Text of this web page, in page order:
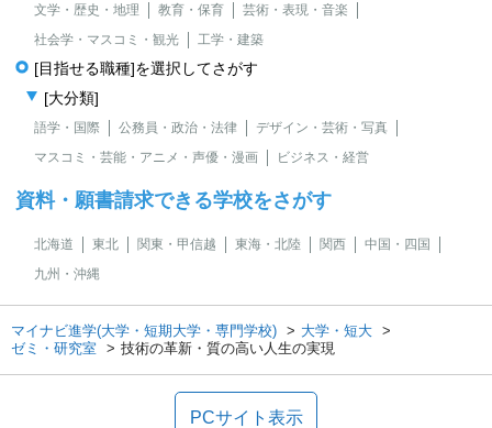
文学・歴史・地理 教育・保育
芸術・表現・音楽
社会学・マスコミ・観光
工学・建築
[目指せる職種]を選択してさがす
[大分類]
語学・国際 公務員・政治・法律
デザイン・芸術・写真
マスコミ・芸能・アニメ・声優・漫画
ビジネス・経営
資料・願書請求できる学校をさがす
北海道 東北 関東・甲信越 東海・北陸 関西
中国・四国
九州・沖縄
マイナビ進学(大学・短期大学・専門学校)
大学・短大
ゼミ・研究室
技術の革新・質の高い人生の実現
PCサイト表示